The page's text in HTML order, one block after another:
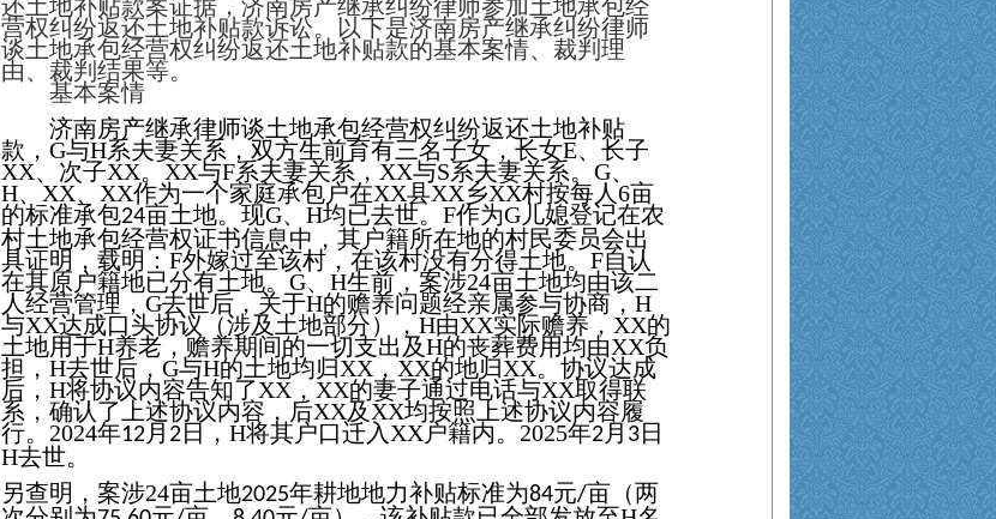
还土地补贴款案证据， 济南房产继承纠纷律师参加土地承包经
营权纠纷返还土地补贴款诉讼。以下是济南房产继承纠纷律师
谈土地承包经营权纠纷返还土地补贴款的基本案情、裁判理
由、裁判结果等。
基本案情
济南房产继承律师谈土地承包经营权纠纷返还土地补贴
款， G与H系夫妻关系，双方生前育有三名子女，长女E、长子
XX、次子XX。 XX与F系夫妻关系， XX与S系夫妻关系。 G、
H、 XX、 XX作为一个家庭承包户在XX县XX乡XX村按每人6亩
的标准承包24亩土地。现G、 H均已去世。 F作为G儿媳登记在农
村土地承包经营权证书信息中，其户籍所在地的村民委员会出
具证明，载明： F外嫁过至该村，在该村没有分得土地。 F自认
在其原户籍地已分有土地。 G、 H生前，案涉24亩土地均由该二
人经营管理， G去世后，关于H的赡养问题经亲属参与协商， H
与XX达成口头协议（涉及土地部分）， H由XX实际赡养， XX的
土地用于H养老，赡养期间的一切支出及H的丧葬费用均由XX负
担， H去世后， G与H的土地均归XX ， XX的地归XX。协议达成
后， H将协议内容告知了XX ， XX的妻子通过电话与XX取得联
系，确认了上述协议内容，后XX及 XX均按照上述协议内容履
行。 2024年12 月 2 日， H将其户口迁入 XX户籍内。 2025年2 月 3 日
H去世。
另查明，案涉24亩土地2025年耕地地力补贴标准为84元/亩（两